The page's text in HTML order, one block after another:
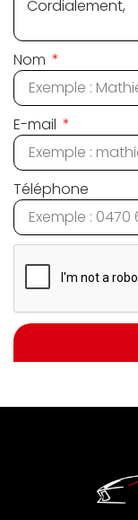
Nom
E-mail
Téléphone